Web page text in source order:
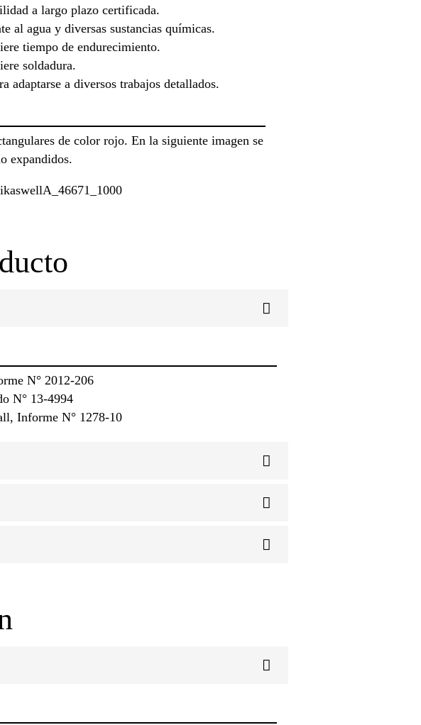
a largo plazo certificada.
al agua y diversas sustancias químicas.
tiempo de endurecimiento.
soldadura.
adaptarse a diversos trabajos detallados.
de color rojo. En la siguiente imagen se
expandidos.
N° 2012-206
N° 13-4994
Informe N° 1278-10